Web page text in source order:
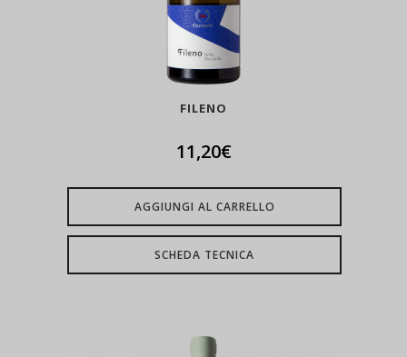
FILENO
11,20€
AGGIUNGI AL CARRELLO
SCHEDA TECNICA